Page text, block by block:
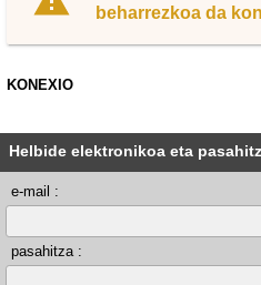
beharrezkoa da
KONEXIO
Helbide elektronikoa eta
e-mail :
pasahitza :